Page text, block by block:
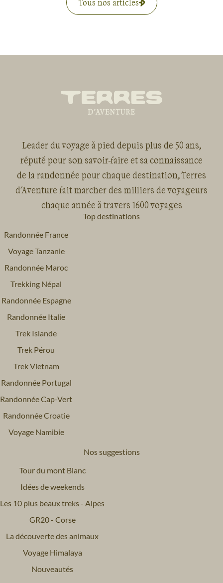
Tous nos articles
Leader du voyage à pied depuis plus de 50 ans,
réputé pour son savoir-faire et sa connaissance
de la randonnée pour chaque destination, Terres
d'Aventure fait marcher des milliers de voyageurs
chaque année à travers 1600 voyages
Top destinations
Randonnée France
Voyage Tanzanie
Randonnée Maroc
Trekking Népal
Randonnée Espagne
Randonnée Italie
Trek Islande
Trek Pérou
Trek Vietnam
Randonnée Portugal
Randonnée Cap-Vert
Randonnée Croatie
Voyage Namibie
Nos suggestions
Tour du mont Blanc
Idées de weekends
Les 10 plus beaux treks - Alpes
GR20 - Corse
La découverte des animaux
Voyage Himalaya
Nouveautés